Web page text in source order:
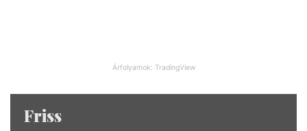
Árfolyamok: TradingView
Friss